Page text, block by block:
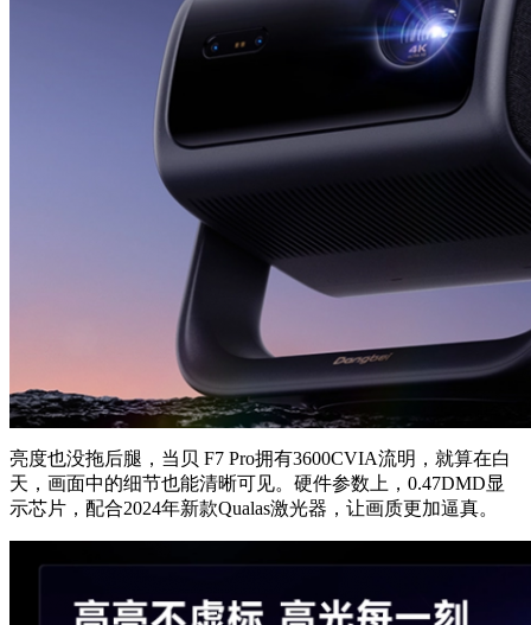
亮度也没拖后腿，当贝 F7 Pro拥有3600CVIA流明，就算在白
天，画面中的细节也能清晰可见。硬件参数上，0.47DMD显
示芯片，配合2024年新款Qualas激光器，让画质更加逼真。